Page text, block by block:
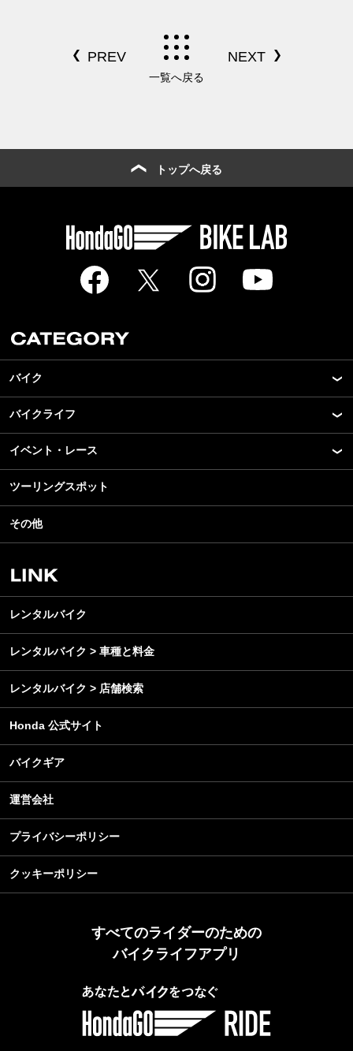
一覧へ戻る
トップへ戻る
バイク
New Model Show
モデル情報
カスタマイズパーツ
テクノロジー
名車・旧車
ビジネス
バイクライフ
アプリ
ライディングギア
ツーリング
アウトドア
レンタルバイク
イベント・レース
モータースポーツ
イベント
スクール・レッスン
ツーリングスポット
その他
レンタルバイク
レンタルバイク > 車種と料金
レンタルバイク > 店舗検索
Honda 公式サイト
バイクギア
運営会社
プライバシーポリシー
クッキーポリシー
すべてのライダーのための
バイクライフアプリ